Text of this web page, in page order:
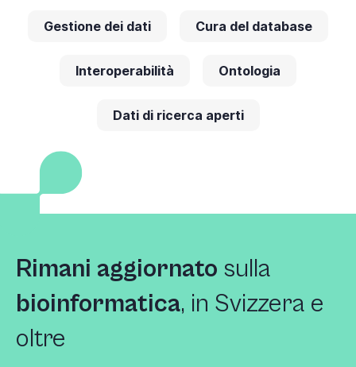
Gestione dei dati Cura del database
Interoperabilità Ontologia
Dati di ricerca aperti
Rimani aggiornato sulla
bioinformatica, in Svizzera e
oltre